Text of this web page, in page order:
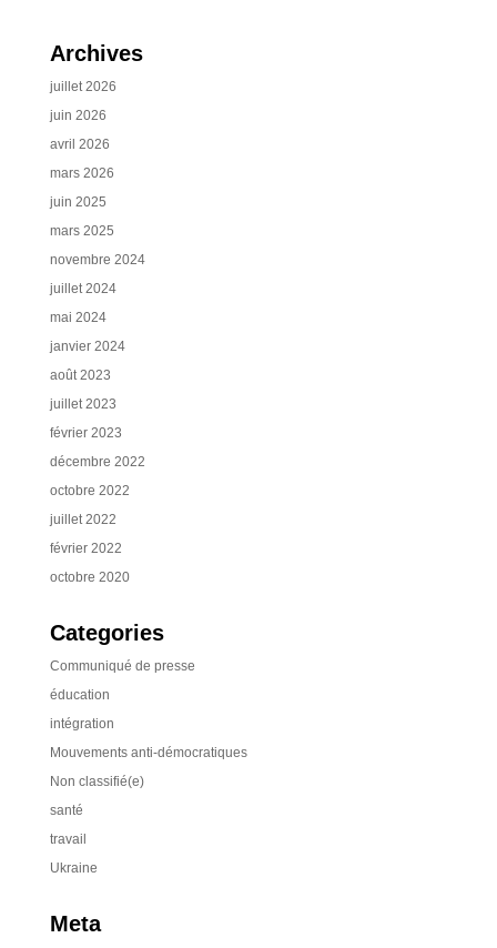
Archives
juillet 2026
juin 2026
avril 2026
mars 2026
juin 2025
mars 2025
novembre 2024
juillet 2024
mai 2024
janvier 2024
août 2023
juillet 2023
février 2023
décembre 2022
octobre 2022
juillet 2022
février 2022
octobre 2020
Categories
Communiqué de presse
éducation
intégration
Mouvements anti-démocratiques
Non classifié(e)
santé
travail
Ukraine
Meta